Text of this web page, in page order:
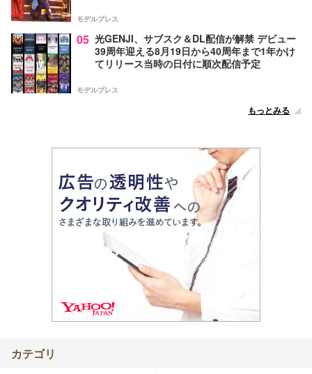
モデルプレス
05 光GENJI、サブスク＆DL配信が解禁 デビュー
39周年迎える8月19日から40周年まで1年かけ
てリリース当時の日付に順次配信予定
モデルプレス
もっとみる
カテゴリ